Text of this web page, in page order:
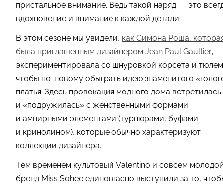
пристальное внимание. Ведь такой наряд — это
вдохновение и внимание к каждой детали.
В этом сезоне мы увидели, как Симона Роша,
была приглашенным дизайнером Jean Paul Gaultier,
экспериментировала со шнуровкой корсета и
чтобы по-новому обыграть идею знаменитого
платья. Здесь провокация модного дома встретилась
и «подружилась» с женственными формами
и ампирными элементами (турнюрами, буфами
и кринолином), которые обычно характеризуют
коллекции дизайнера.
Тем временем культовый Valentino и совсем
бренд Miss Sohee единогласно выступили за то,